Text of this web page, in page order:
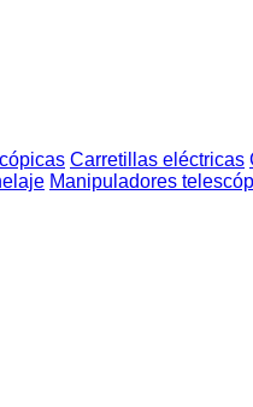
Carretillas eléctricas
Manipuladores